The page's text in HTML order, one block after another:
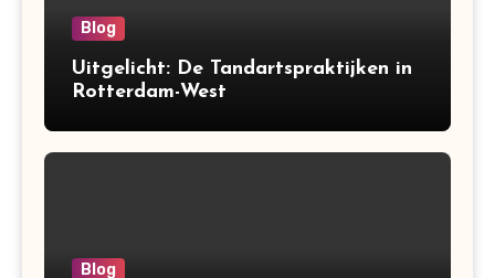
Blog
Uitgelicht: De Tandartspraktijken in
Rotterdam-West
Blog